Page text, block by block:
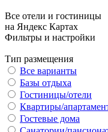
Все отели и гостиницы
на Яндекс Картах
Фильтры и настройки
Тип размещения
Все варианты
Базы отдыха
Гостиницы/отели
Квартиры/
Гостевые дома